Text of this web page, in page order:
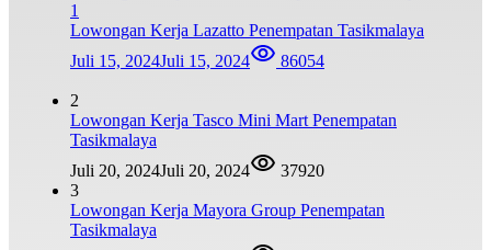
1
Lowongan Kerja Lazatto Penempatan Tasikmalaya
Juli 15, 2024Juli 15, 2024 86054
2
Lowongan Kerja Tasco Mini Mart Penempatan
Tasikmalaya
Juli 20, 2024Juli 20, 2024
37920
3
Lowongan Kerja Mayora Group Penempatan
Tasikmalaya